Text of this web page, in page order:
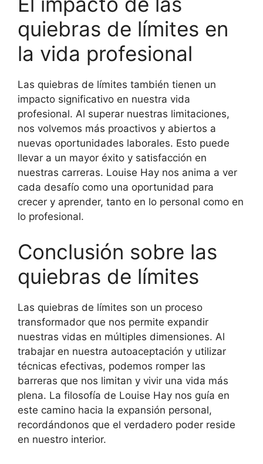
quiebras de límites en
la vida profesional
Las quiebras de límites también tienen un
impacto significativo en nuestra vida
profesional. Al superar nuestras limitaciones,
nos volvemos más proactivos y abiertos a
nuevas oportunidades laborales. Esto puede
llevar a un mayor éxito y satisfacción en
nuestras carreras. Louise Hay nos anima a ver
cada desafío como una oportunidad para
crecer y aprender, tanto en lo personal como en
lo profesional.
Conclusión sobre las
quiebras de límites
Las quiebras de límites son un proceso
transformador que nos permite expandir
nuestras vidas en múltiples dimensiones. Al
trabajar en nuestra autoaceptación y utilizar
técnicas efectivas, podemos romper las
barreras que nos limitan y vivir una vida más
plena. La filosofía de Louise Hay nos guía en
este camino hacia la expansión personal,
recordándonos que el verdadero poder reside
en nuestro interior.